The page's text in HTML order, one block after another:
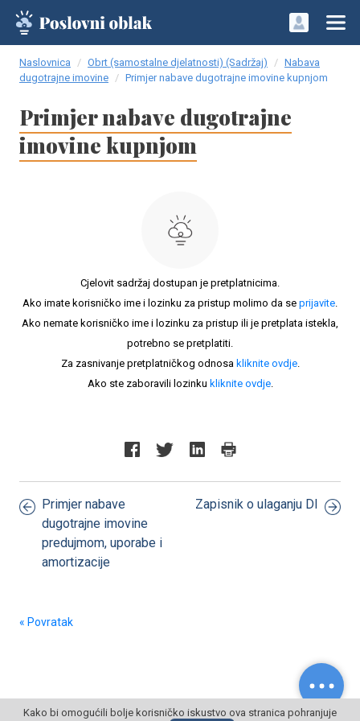
Naslovnica Obrt (samostalne djelatnosti) (Sadržaj)
Nabava
dugotrajne imovine
Primjer nabave dugotrajne imovine kupnjom
Primjer nabave dugotrajne
imovine kupnjom
Cjelovit sadržaj dostupan je pretplatnicima.
Ako imate korisničko ime i lozinku za pristup molimo da se prijavite.
Ako nemate korisničko ime i lozinku za pristup ili je pretplata istekla,
potrebno se pretplatiti.
Za zasnivanje pretplatničkog odnosa kliknite ovdje.
Ako ste zaboravili lozinku kliknite ovdje.
Primjer nabave
dugotrajne imovine
predujmom, uporabe i
amortizacije
Zapisnik o ulaganju DI
« Povratak
Kako bi omogućili bolje korisničko iskustvo ova stranica pohranjuje